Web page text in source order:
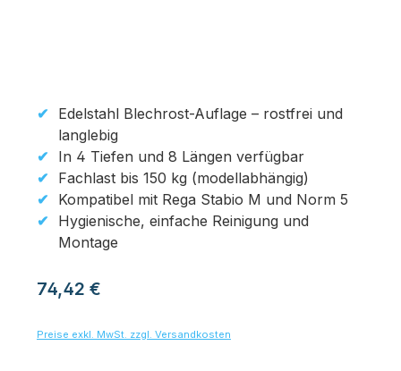
Edelstahl Blechrost-Auflage – rostfrei und
langlebig
In 4 Tiefen und 8 Längen verfügbar
Fachlast bis 150 kg (modellabhängig)
Kompatibel mit Rega Stabio M und Norm 5
Hygienische, einfache Reinigung und
Montage
Regulärer Preis:
74,42 €
Preise exkl. MwSt. zzgl. Versandkosten